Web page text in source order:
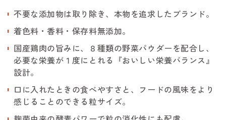
不要な添加物は取り除き、本物を追求したブランド。
着色料・香料・保存料無添加。
国産鶏肉の旨みに、８種類の野菜パウダーを配合し、
必要な栄養が１度にとれる『おいしい栄養バランス』
設計。
口に入れたときの食べやすさと、フードの風味をより
感じることのできる粒サイズ。